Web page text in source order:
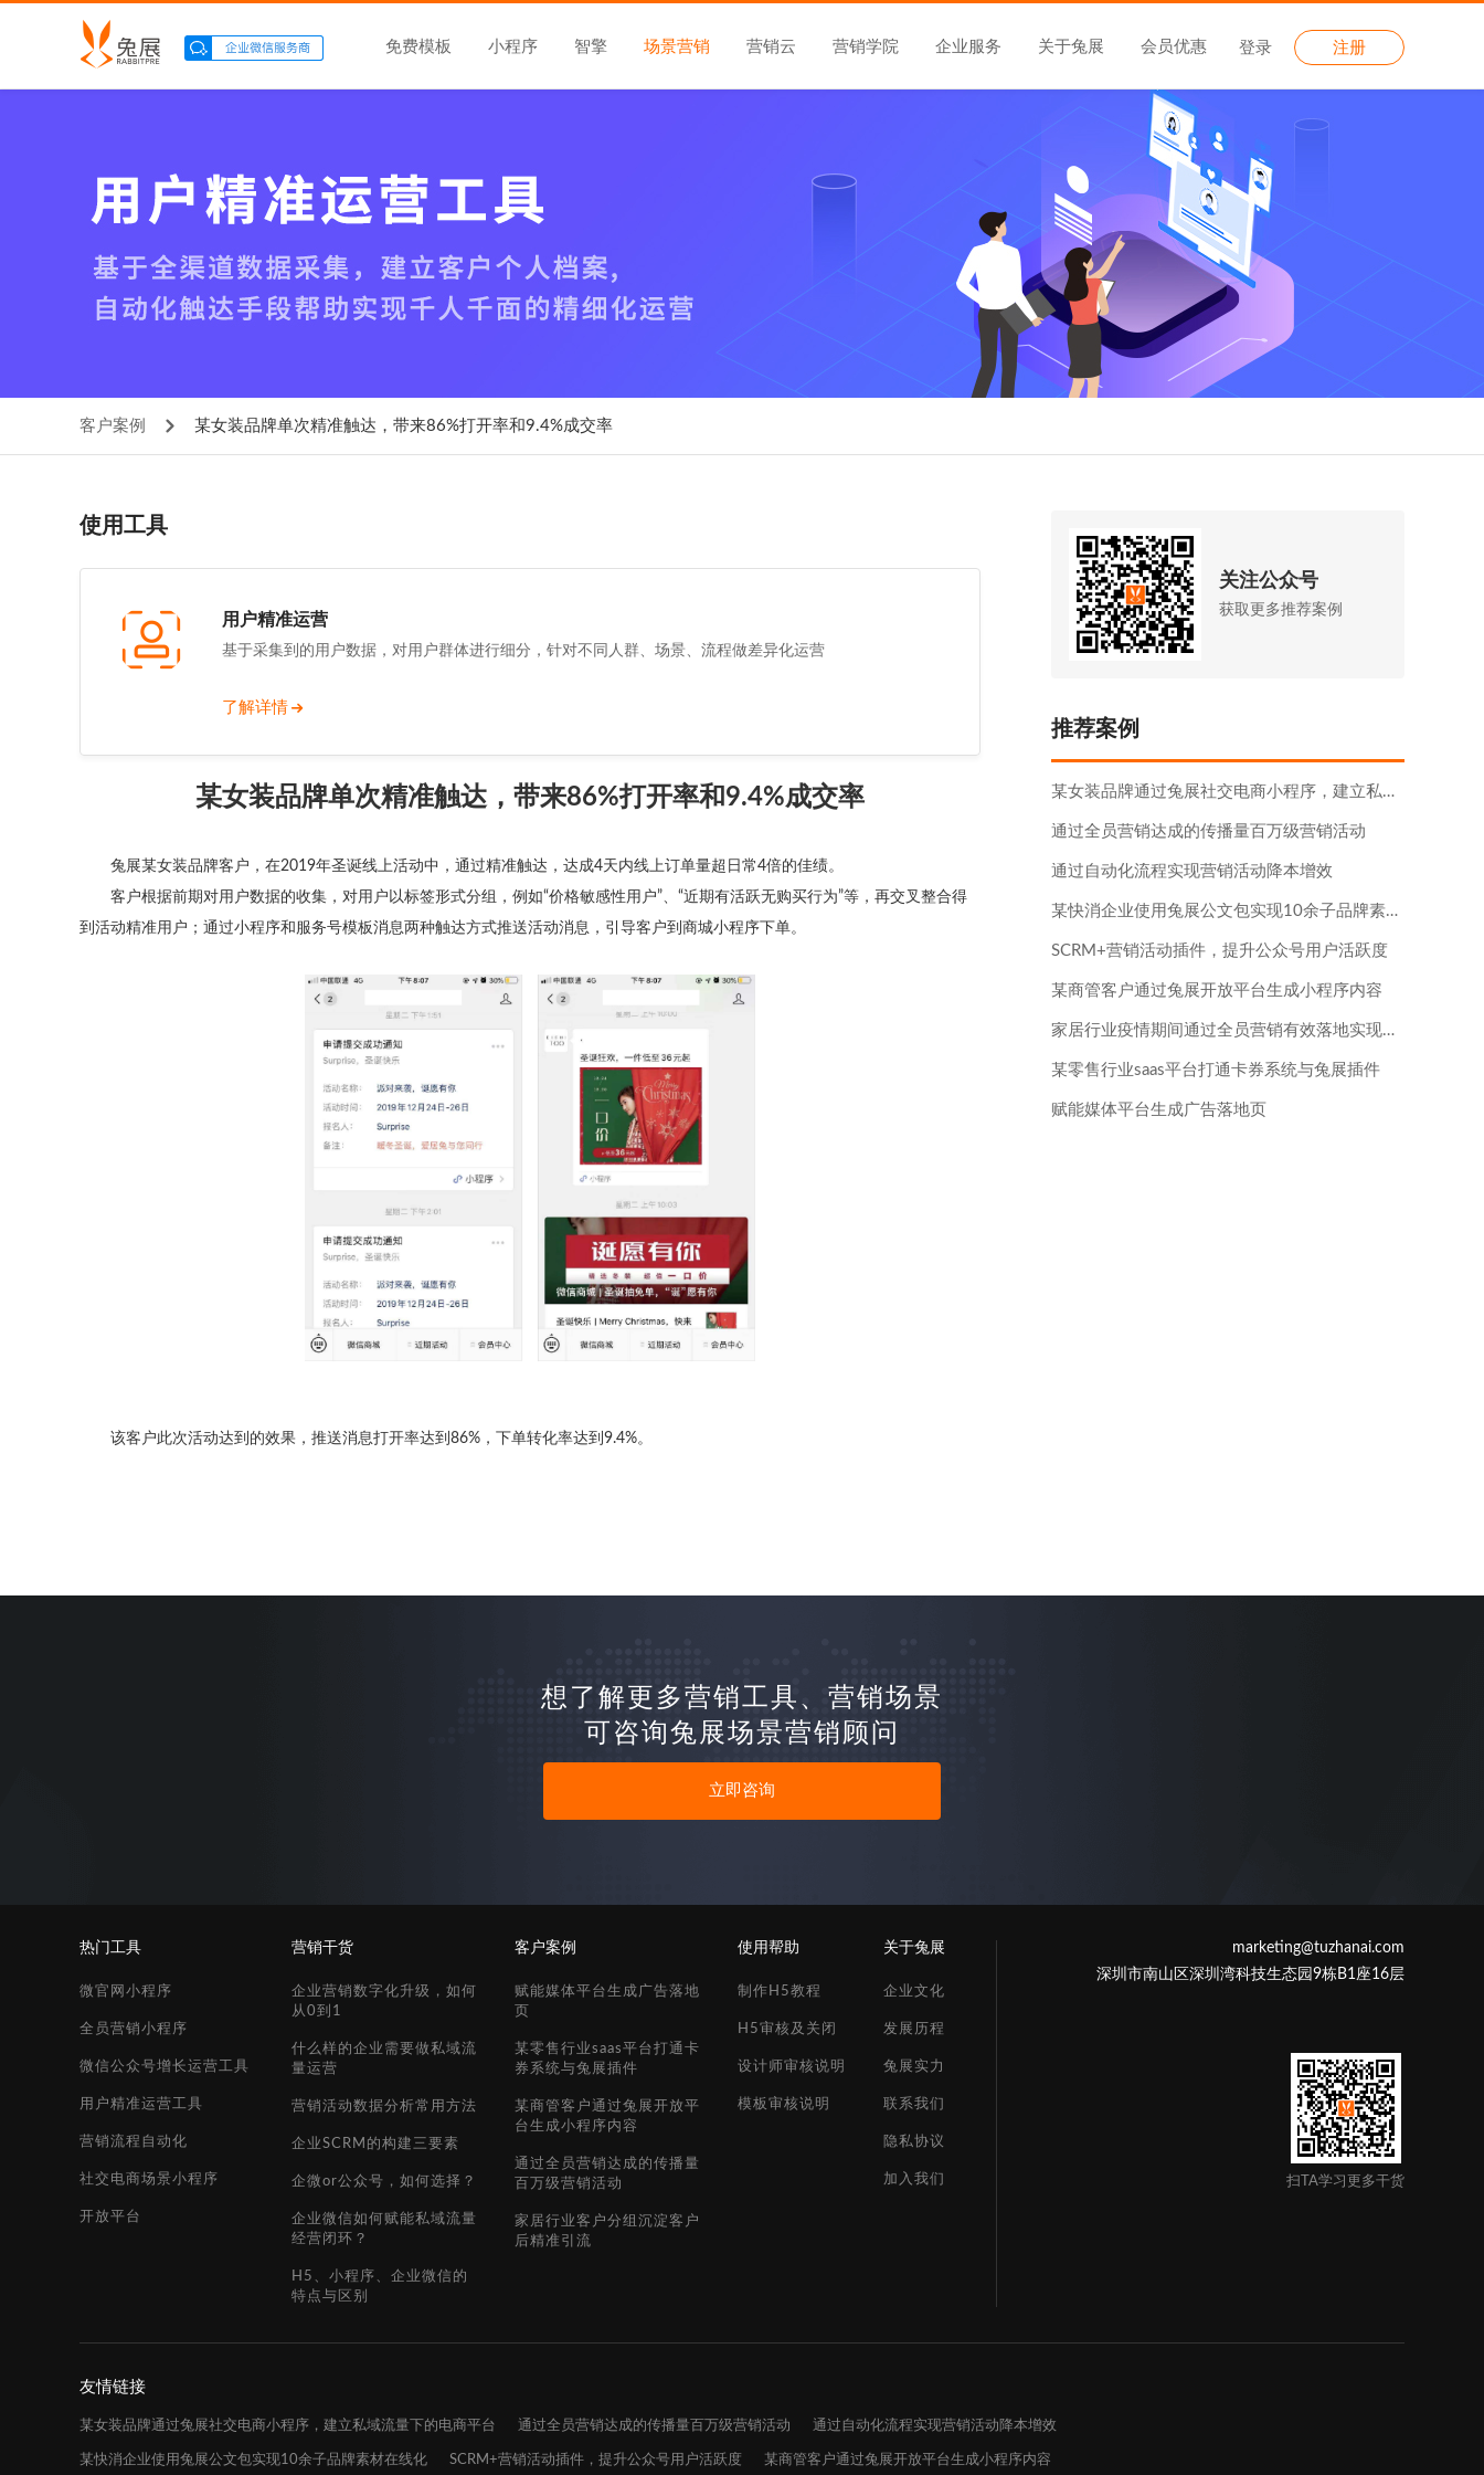
免费模板 小程序 智擎 场景营销 营销云 营销学院 企业服务 关于兔展 会员优惠 登录 注册
客户案例 某女装品牌单次精准触达，带来86%打开率和9.4%成交率
使用工具
用户精准运营
基于采集到的用户数据，对用户群体进行细分，针对不同人群、场景、流程做差异化运营
了解详情
某女装品牌单次精准触达，带来86%打开率和9.4%成交率
兔展某女装品牌客户，在2019年圣诞线上活动中，通过精准触达，达成4天内线上订单量超日常4倍的佳绩。
客户根据前期对用户数据的收集，对用户以标签形式分组，例如“价格敏感性用户”、“近期有活跃无购买行为”等，再交叉整合得
到活动精准用户；通过小程序和服务号模板消息两种触达方式推送活动消息，引导客户到商城小程序下单。
该客户此次活动达到的效果，推送消息打开率达到86%，下单转化率达到9.4%。
关注公众号
获取更多推荐案例
推荐案例
某女装品牌通过兔展社交电商小程序，建立私域流量下的电商平台
通过全员营销达成的传播量百万级营销活动
通过自动化流程实现营销活动降本增效
某快消企业使用兔展公文包实现10余子品牌素材在线化
SCRM+营销活动插件，提升公众号用户活跃度​
某商管客户通过兔展开放平台生成小程序内容
家居行业疫情期间通过全员营销有效落地实现线上的拉新、预售、锁客
某零售行业saas平台打通卡券系统与兔展插件
赋能媒体平台生成广告落地页
想了解更多营销工具、营销场景
可咨询兔展场景营销顾问
立即咨询
热门工具
微官网小程序
全员营销小程序
微信公众号增长运营工具
用户精准运营工具
营销流程自动化
社交电商场景小程序
开放平台
营销干货
企业营销数字化升级，如何
从0到1
什么样的企业需要做私域流
量运营
营销活动数据分析常用方法
企业SCRM的构建三要素
企微or公众号，如何选择？
企业微信如何赋能私域流量
经营闭环？
H5、小程序、企业微信的
特点与区别
客户案例
赋能媒体平台生成广告落地
页
某零售行业saas平台打通卡
券系统与兔展插件
某商管客户通过兔展开放平
台生成小程序内容
通过全员营销达成的传播量
百万级营销活动
家居行业客户分组沉淀客户
后精准引流
使用帮助
制作H5教程
H5审核及关闭
设计师审核说明
模板审核说明
关于兔展
企业文化
发展历程
兔展实力
联系我们
隐私协议
加入我们
marketing@tuzhanai.com
深圳市南山区深圳湾科技生态园9栋B1座16层
扫TA学习更多干货
友情链接
某女装品牌通过兔展社交电商小程序，建立私域流量下的电商平台 通过全员营销达成的传播量百万级营销活动 通过自动化流程实现营销活动降本增效
某快消企业使用兔展公文包实现10余子品牌素材在线化 SCRM+营销活动插件，提升公众号用户活跃度​ 某商管客户通过兔展开放平台生成小程序内容